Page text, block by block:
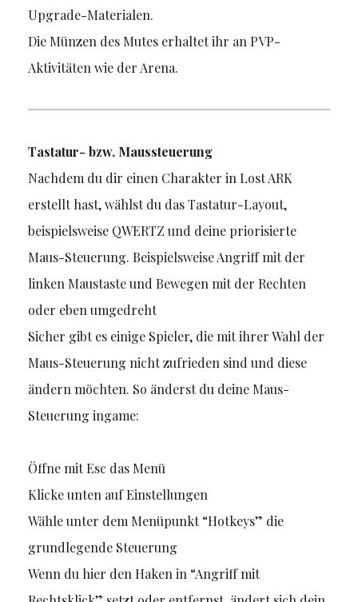
Upgrade-Materialen.
Die Münzen des Mutes erhaltet ihr an PVP-
Aktivitäten wie der Arena.
Tastatur- bzw. Maussteuerung
Nachdem du dir einen Charakter in Lost ARK
erstellt hast, wählst du das Tastatur-Layout,
beispielsweise QWERTZ und deine priorisierte
Maus-Steuerung. Beispielsweise Angriff mit der
linken Maustaste und Bewegen mit der Rechten
oder eben umgedreht
Sicher gibt es einige Spieler, die mit ihrer Wahl der
Maus-Steuerung nicht zufrieden sind und diese
ändern möchten. So änderst du deine Maus-
Steuerung ingame:
Öffne mit Esc das Menü
Klicke unten auf Einstellungen
Wähle unter dem Menüpunkt “Hotkeys” die
grundlegende Steuerung
Wenn du hier den Haken in “Angriff mit